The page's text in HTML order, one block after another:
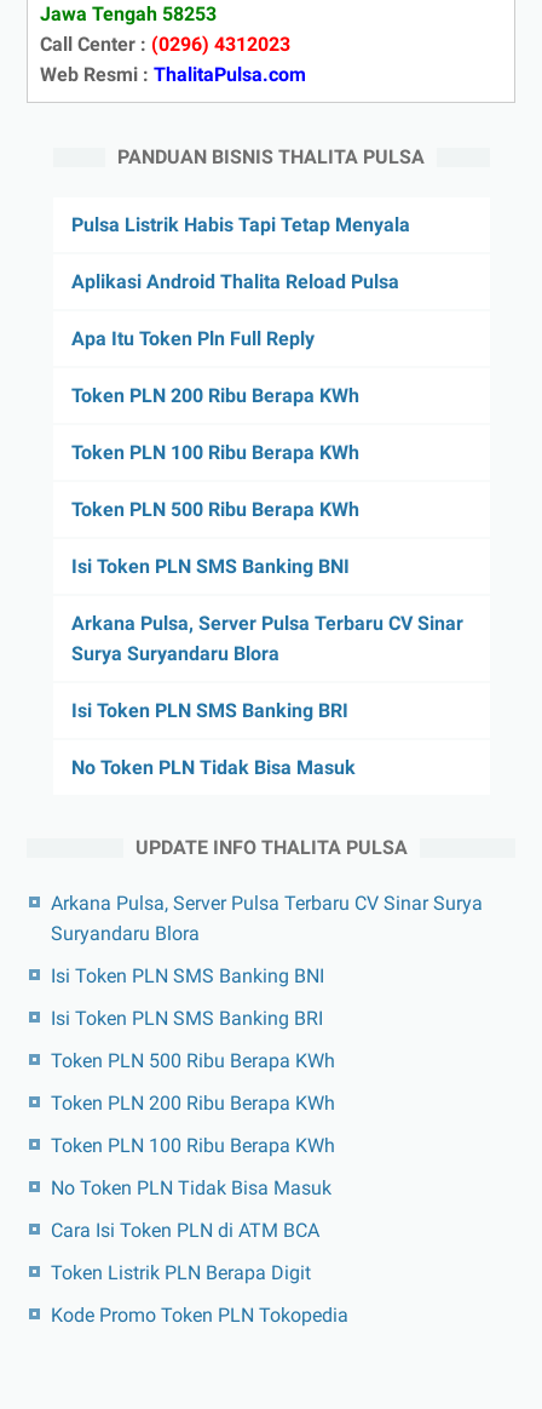
Jawa Tengah 58253
Call Center : (0296) 4312023
Web Resmi : ThalitaPulsa.com
PANDUAN BISNIS THALITA PULSA
Pulsa Listrik Habis Tapi Tetap Menyala
Aplikasi Android Thalita Reload Pulsa
Apa Itu Token Pln Full Reply
Token PLN 200 Ribu Berapa KWh
Token PLN 100 Ribu Berapa KWh
Token PLN 500 Ribu Berapa KWh
Isi Token PLN SMS Banking BNI
Arkana Pulsa, Server Pulsa Terbaru CV Sinar
Surya Suryandaru Blora
Isi Token PLN SMS Banking BRI
No Token PLN Tidak Bisa Masuk
UPDATE INFO THALITA PULSA
Arkana Pulsa, Server Pulsa Terbaru CV Sinar Surya
Suryandaru Blora
Isi Token PLN SMS Banking BNI
Isi Token PLN SMS Banking BRI
Token PLN 500 Ribu Berapa KWh
Token PLN 200 Ribu Berapa KWh
Token PLN 100 Ribu Berapa KWh
No Token PLN Tidak Bisa Masuk
Cara Isi Token PLN di ATM BCA
Token Listrik PLN Berapa Digit
Kode Promo Token PLN Tokopedia